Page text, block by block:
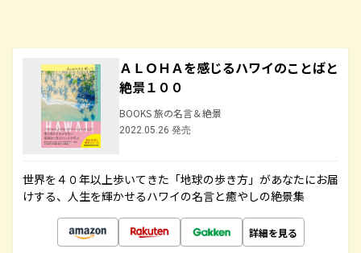
ＡＬＯＨＡを感じるハワイのことばと
絶景１００
BOOKS 旅の名言＆絶景
2022.05.26 発売
世界を４０年以上歩いてきた「地球の歩き方」があなたにお届
けする、人生を輝かせるハワイの名言と癒やしの絶景集
詳細を見る